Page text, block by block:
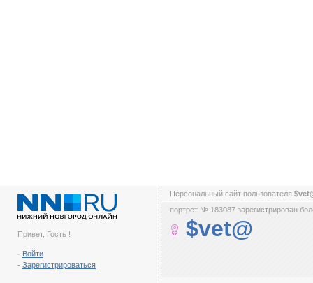
Привет, Гость !
- Войти
- Зарегистрироваться
Персональный сайт пользователя
портрет № 183087 зарегистрирован
$vet@